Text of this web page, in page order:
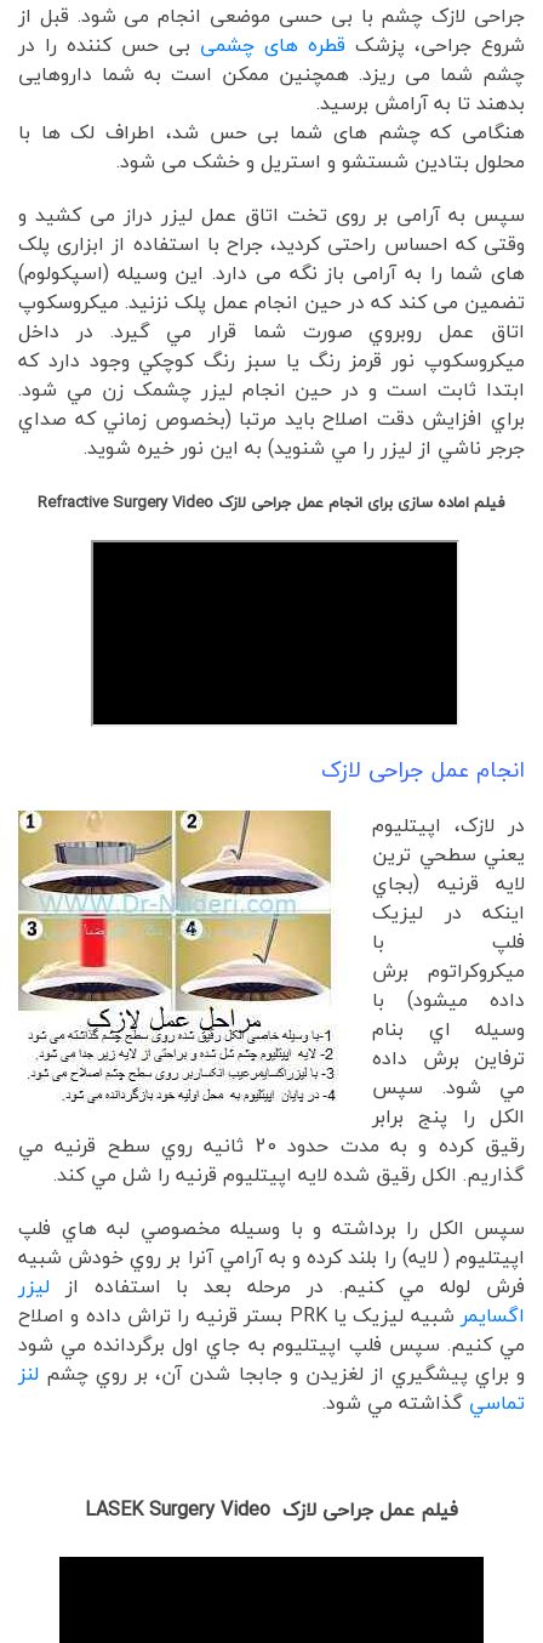
جراحی لازک چشم با بی حسی موضعی انجام می شود. قبل از
شروع جراحی، پزشک قطره های چشمی بی حس کننده را در
چشم شما می ریزد. همچنین ممکن است به شما داروهایی
بدهند تا به آرامش برسید.
هنگامی که چشم های شما بی حس شد، اطراف لک ها با
محلول بتادین شستشو و استریل و خشک می شود.
سپس به آرامی بر روی تخت اتاق عمل لیزر دراز می کشید و
وقتی که احساس راحتی کردید، جراح با استفاده از ابزاری پلک
های شما را به آرامی باز نگه می دارد. این وسیله (اسپکولوم)
تضمین می کند که در حین انجام عمل پلک نزنید. ميکروسکوپ
اتاق عمل روبروي صورت شما قرار مي گيرد. در داخل
ميکروسکوپ نور قرمز رنگ یا سبز رنگ کوچکي وجود دارد که
ابتدا ثابت است و در حين انجام ليزر چشمک زن مي شود.
براي افزايش دقت اصلاح بايد مرتبا (بخصوص زماني که صداي
جرجر ناشي از ليزر را مي شنويد) به اين نور خيره شويد.
فیلم اماده سازی برای انجام عمل جراحی لازک Refractive Surgery Video
انجام عمل جراحی لازک
در لازک، اپيتليوم
يعني سطحي ترين
لايه قرنيه (بجاي
اينکه در ليزيک
فلپ با
ميکروکراتوم برش
داده ميشود) با
وسيله اي بنام
ترفاين برش داده
مي شود. سپس
الکل را پنج برابر
رقيق کرده و به مدت حدود 20 ثانيه روي سطح قرنيه مي
گذاريم. الکل رقيق شده لايه اپيتليوم قرنيه را شل مي کند.
سپس الکل را برداشته و با وسيله مخصوصي لبه هاي فلپ
اپيتليوم ( لايه) را بلند کرده و به آرامي آنرا بر روي خودش شبيه
فرش لوله مي کنيم. در مرحله بعد با استفاده از ليزر
اگسايمر
شبيه ليزيک يا PRK بستر قرنيه را تراش داده و اصلاح
مي کنيم. سپس فلپ اپيتليوم به جاي اول برگردانده مي شود
و براي پيشگيري از لغزيدن و جابجا شدن آن، بر روي چشم لنز
تماسي گذاشته مي شود.
فیلم عمل جراحی لازک LASEK Surgery Video